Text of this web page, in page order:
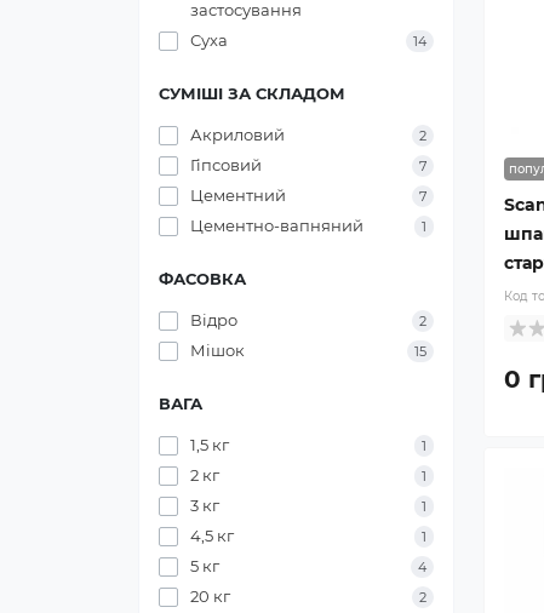
застосування
Суха 14
СУМІШІ ЗА СКЛАДОМ
Акриловий 2
Гіпсовий 7
Цементний 7
Цементно-вапняний 1
ФАСОВКА
Відро 2
Мішок 15
ВАГА
1,5 кг 1
2 кг 1
3 кг 1
4,5 кг 1
5 кг 4
20 кг 2
Код
0